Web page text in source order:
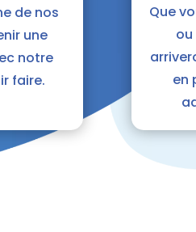
de nos
une
notre
faire.
Que
en